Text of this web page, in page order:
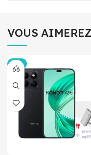
VOUS
-5%